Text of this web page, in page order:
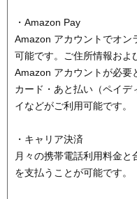
・Amazon Pay
Amazon アカウントでオン
可能です。ご住所情報およ
Amazon アカウントが必要
カード・あと払い（ペイ
イなどがご利用可能です。
・キャリア決済
月々の携帯電話利用料金
を支払うことが可能です。